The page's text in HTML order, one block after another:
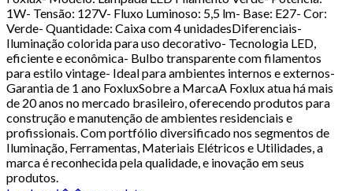
1W- Tensão: 127V- Fluxo Luminoso: 5,5 lm- Base: E27- Cor:
Verde- Quantidade: Caixa com 4 unidadesDiferenciais-
Iluminação colorida para uso decorativo- Tecnologia LED,
eficiente e econômica- Bulbo transparente com filamentos
para estilo vintage- Ideal para ambientes internos e externos-
Garantia de 1 ano FoxluxSobre a MarcaA Foxlux atua há mais
de 20 anos no mercado brasileiro, oferecendo produtos para
construção e manutenção de ambientes residenciais e
profissionais. Com portfólio diversificado nos segmentos de
Iluminação, Ferramentas, Materiais Elétricos e Utilidades, a
marca é reconhecida pela qualidade, e inovação em seus
produtos.